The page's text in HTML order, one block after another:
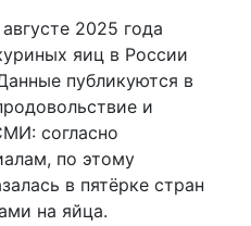
2025 года
яиц в России
публикуются в
и
согласно
по этому
в пятёрке стран
на яйца.